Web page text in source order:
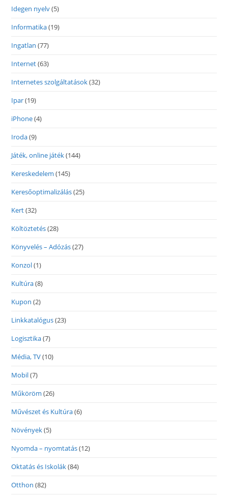
Idegen nyelv(5)
Informatika(19)
Ingatlan (77)
Internet(63)
Internetes szolgáltatások(32)
Ipar(19)
iPhone(4)
Iroda(9)
Játék, online játék(144)
Kereskedelem (145)
Keresőoptimalizálás(25)
Kert(32)
Költöztetés(28)
Könyvelés – Adózás(27)
Konzol(1)
Kultúra(8)
Kupon (2)
Linkkatalógus(23)
Logisztika(7)
Média, TV(10)
Mobil(7)
Műköröm (26)
Művészet és Kultúra(6)
Növények(5)
Nyomda – nyomtatás(12)
Oktatás és Iskolák(84)
Otthon (82)